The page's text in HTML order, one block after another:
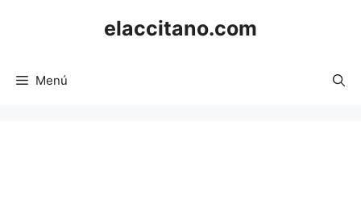
elaccitano.com
Menú